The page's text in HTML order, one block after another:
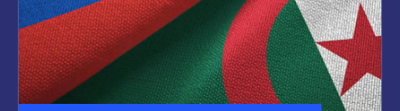
Муниципальные
Сбросить Показать